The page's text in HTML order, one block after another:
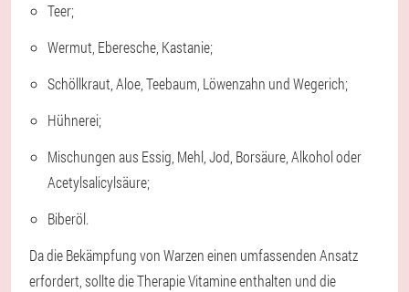
Teer;
Wermut, Eberesche, Kastanie;
Schöllkraut, Aloe, Teebaum, Löwenzahn und Wegerich;
Hühnerei;
Mischungen aus Essig, Mehl, Jod, Borsäure, Alkohol oder
Acetylsalicylsäure;
Biberöl.
Da die Bekämpfung von Warzen einen umfassenden Ansatz
erfordert, sollte die Therapie Vitamine enthalten und die